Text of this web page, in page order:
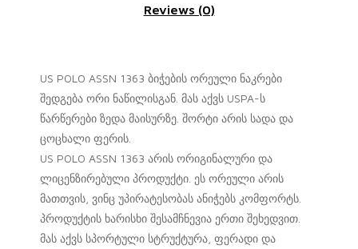
Reviews (0)
US POLO ASSN 1363 ბიჭების ორეული ნაკრები
შედგება ორი ნაწილისგან. მას აქვს USPA-ს
წარწერები ზედა მაისურზე. შორტი არის სადა და
ცოცხალი ფერის.
US POLO ASSN 1363 არის ორიგინალური და
ლიცენზირებული პროდუქტი. ეს ორეული არის
მათთვის, ვინც უპირატესობას ანიჭებს კომფორტს.
პროდუქტის ხარისხი შესამჩნევია ერთი შეხედვით.
მას აქვს სპორტული სტრუქტურა, ფერადი და